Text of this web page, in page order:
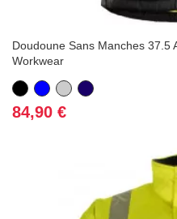
Doudoune Sans Manches 37.5
Workwear
Noir BleuGris Bleu
Prix
84,90 €